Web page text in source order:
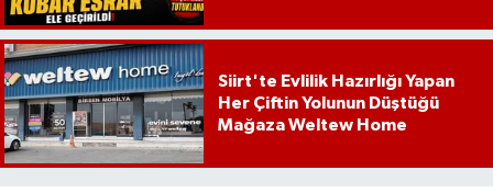
Siirt'te Evlilik Hazırlığı Yapan
Her Çiftin Yolunun Düştüğü
Mağaza Weltew Home